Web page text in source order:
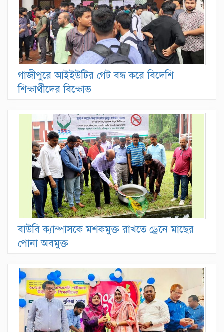
গাজীপুরে আইইউটির গেট বন্ধ করে বিদেশি
শিক্ষার্থীদের বিক্ষোভ
বাউবি ক্যাম্পাসকে মশকমুক্ত রাখতে ড্রেনে মাছের
পোনা অবমুক্ত